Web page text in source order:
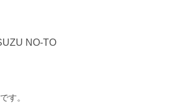
NO-TO
す。